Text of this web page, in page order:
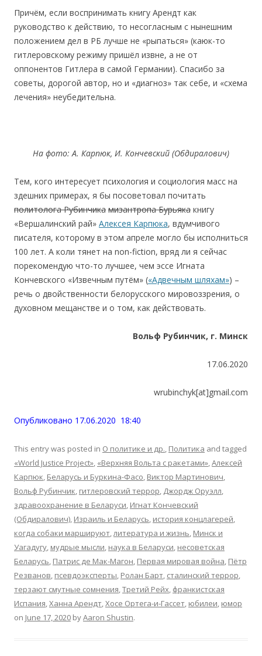
Причём, если воспринимать книгу Арендт как
руководство к действию, то несогласным с нынешним
положением дел в РБ лучше не «рыпаться» (каюк-то
гитлеровскому режиму пришёл извне, а не от
оппонентов Гитлера в самой Германии). Спасибо за
советы, дорогой автор, но и «диагноз» так себе, и «схема
лечения» неубедительна.
На фото: А. Карпюк, И. Кончевский (Обдиралович)
Тем, кого интересует психология и социология масс на
здешних примерах, я бы посоветовал почитать
политолога Рубинчика мизантропа Бурьяка книгу
«Вершалинский рай» Алексея Карпюка, вдумчивого
писателя, которому в этом апреле могло бы исполниться
100 лет. А коли тянет на non-fiction, вряд ли я сейчас
порекомендую что-то лучшее, чем эссе Игната
Кончевского «Извечным путём» («Адвечным шляхам») –
речь о двойственности белорусского мировоззрения, о
духовном мещанстве и о том, как действовать.
Вольф Рубинчик, г. Минск
17.06.2020
wrubinchyk[at]gmail.com
Опубликовано 17.06.2020 18:40
This entry was posted in О политике и др., Политика and tagged
«World Justice Project», «Верхняя Вольта с ракетами»,Алексей
Карпюк, Беларусь и Буркина-Фасо, Виктор Мартинович,
Вольф Рубинчик, гитлеровский террор, Джордж Оруэлл,
здравоохранение в Беларуси, Игнат Кончевский
(Обдиралович), Израиль и Беларусь, история концлагерей,
когда собаки маршируют,литература и жизнь, Минск и
Уагадугу, мудрые мысли, наука в Беларуси, несоветская
Беларусь, Патрис де Мак-Магон, Первая мировая война, Пётр
Резванов, псевдоэксперты, Ролан Барт, сталинский террор,
терзают смутные сомнения,Третий Рейх, франкистская
Испания,Ханна Арендт,Хосе Ортега-и-Гассет, юбилеи, юмор
on June 17, 2020 byAaron Shustin.